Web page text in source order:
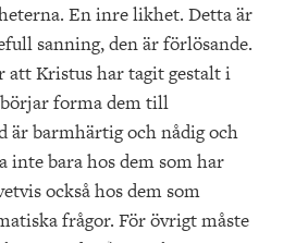
En inre likhet. Detta är
sanning, den är förlösande.
att Kristus har tagit gestalt i
forma dem till
är barmhärtig och nådig och
inte bara hos dem som har
också hos dem som
frågor. För övrigt måste